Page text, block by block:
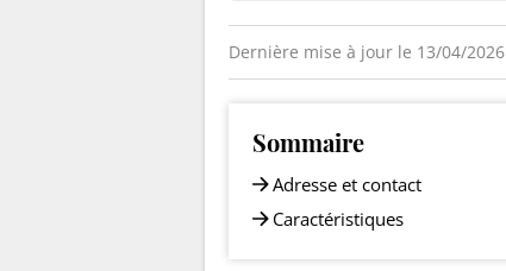
Dernière mise à jour le 13/04/2026
Sommaire
Adresse et contact
Caractéristiques